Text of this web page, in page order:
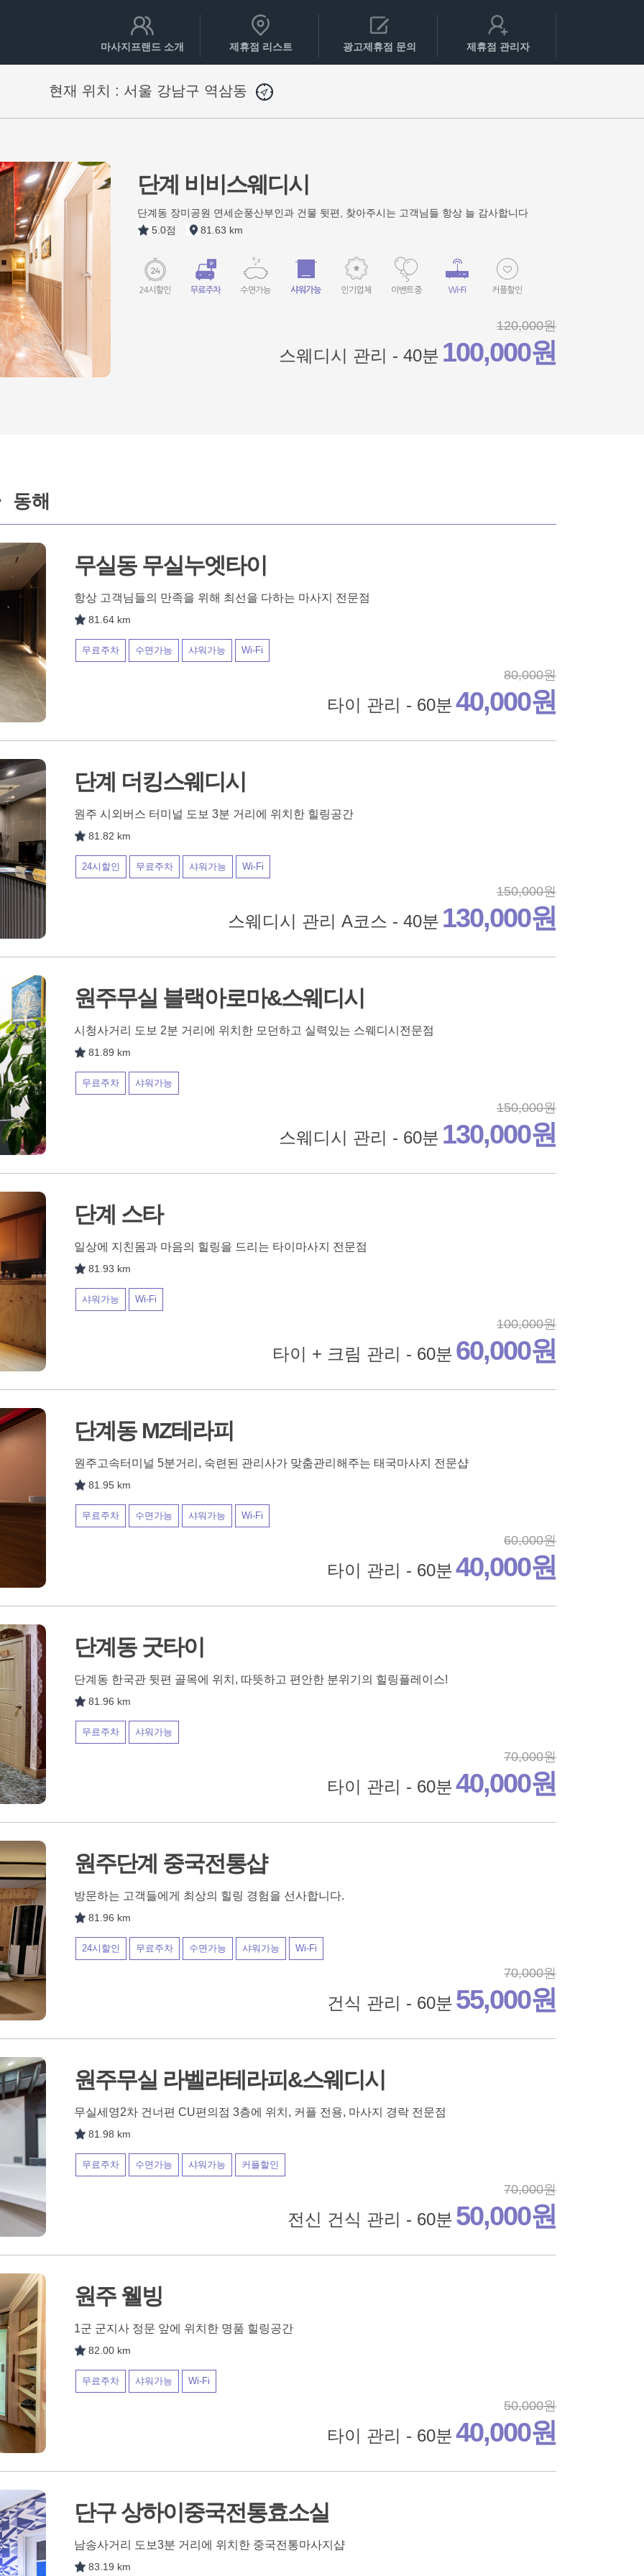
마사지프랜드 소개 제휴점 리스트 광고제휴점 문의 제휴점 관리자
현재 위치 : 서울 강남구 역삼동
단계 비비스웨디시
단계동 장미공원 연세순풍산부인과 건물 뒷편, 찾아주시는 고객님들 항상 늘 감사합니다
5.0점
81.63 km
120,000원
스웨디시 관리 - 40분 100,000원
동해
무실동 무실누엣타이
항상 고객님들의 만족을 위해 최선을 다하는 마사지 전문점
81.64 km
무료주차 수면가능 샤워가능 Wi-Fi
80,000원
타이 관리 - 60분40,000원
단계 더킹스웨디시
원주 시외버스 터미널 도보 3분 거리에 위치한 힐링공간
81.82 km
24시할인 무료주차 샤워가능 Wi-Fi
150,000원
스웨디시 관리 A코스 - 40분 130,000원
원주무실 블랙아로마&스웨디시
시청사거리 도보 2분 거리에 위치한 모던하고 실력있는 스웨디시전문점
81.89 km
무료주차 샤워가능
150,000원
스웨디시 관리 - 60분 130,000원
단계 스타
일상에 지친몸과 마음의 힐링을 드리는 타이마사지 전문점
81.93 km
샤워가능 Wi-Fi
100,000원
타이 + 크림 관리 - 60분 60,000원
단계동 MZ테라피
원주고속터미널 5분거리, 숙련된 관리사가 맞춤관리해주는 태국마사지 전문샵
81.95 km
무료주차 수면가능 샤워가능 Wi-Fi
60,000원
타이 관리 - 60분40,000원
단계동 굿타이
단계동 한국관 뒷편 골목에 위치, 따뜻하고 편안한 분위기의 힐링플레이스!
81.96 km
무료주차 샤워가능
70,000원
타이 관리 - 60분40,000원
원주단계 중국전통샵
방문하는 고객들에게 최상의 힐링 경험을 선사합니다.
81.96 km
24시할인 무료주차 수면가능 샤워가능 Wi-Fi
70,000원
건식 관리 - 60분 55,000원
원주무실 라벨라테라피&스웨디시
무실세영2차 건너편 CU편의점 3층에 위치, 커플 전용, 마사지 경락 전문점
81.98 km
무료주차 수면가능 샤워가능 커플할인
70,000원
전신 건식 관리 - 60분 50,000원
원주 웰빙
1군 군지사 정문 앞에 위치한 명품 힐링공간
82.00 km
무료주차 샤워가능 Wi-Fi
50,000원
타이 관리 - 60분40,000원
단구 상하이중국전통효소실
남송사거리 도보3분 거리에 위치한 중국전통마사지샵
83.19 km